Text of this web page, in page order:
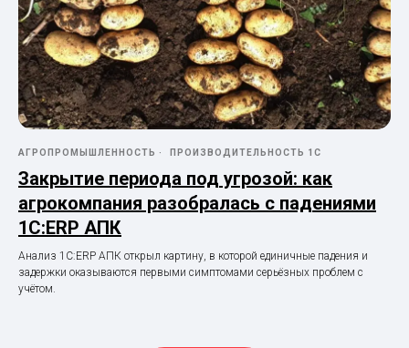
АГРОПРОМЫШЛЕННОСТЬ ПРОИЗВОДИТЕЛЬНОСТЬ 1С
Закрытие периода под угрозой: как
агрокомпания разобралась с падениями
1С:ERP АПК
Анализ 1С:ERP АПК открыл картину, в которой единичные падения и
задержки оказываются первыми симптомами серьёзных проблем с
учётом.